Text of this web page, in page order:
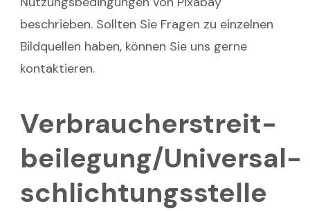
beschrieben. Sollten Sie Fragen zu einzelnen
Bildquellen haben, können Sie uns gerne
kontaktieren.
Verbraucher­streit­
beilegung/Universal­
schlichtungs­stelle